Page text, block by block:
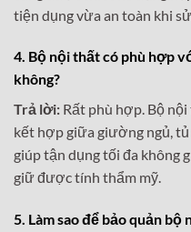
tiện dụng vừa an toàn khi
4. Bộ nội thất có phù hợp
không?
Trả lời: Rất phù hợp. Bộ
kết hợp giữa giường ngủ,
giúp tận dụng tối đa không
giữ được tính thẩm mỹ.
5. Làm sao để bảo quản